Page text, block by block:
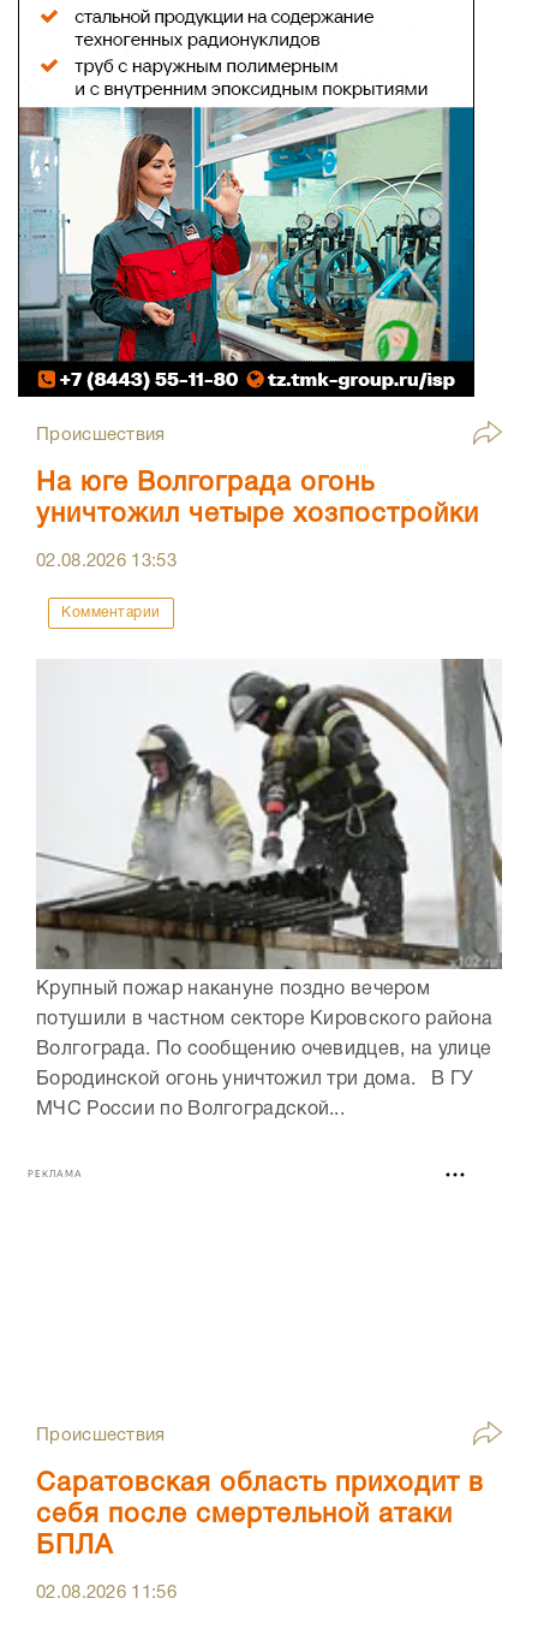
Происшествия
На юге Волгограда огонь
уничтожил четыре хозпостройки
02.08.2026 13:53
Комментарии
Крупный пожар накануне поздно вечером
потушили в частном секторе Кировского района
Волгограда. По сообщению очевидцев, на улице
Бородинской огонь уничтожил три дома. В ГУ
МЧС России по Волгоградской...
РЕКЛАМА
Происшествия
Саратовская область приходит в
себя после смертельной атаки
БПЛА
02.08.2026 11:56